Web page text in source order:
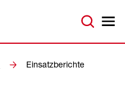
Einsatzberichte